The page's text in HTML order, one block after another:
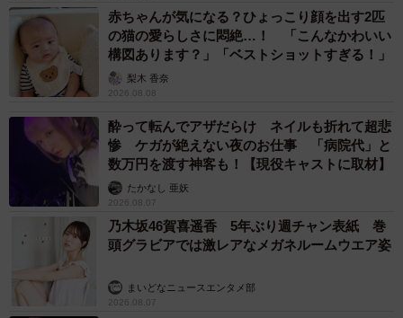
赤ちゃんが気になる？ひょっこり顔を出す2匹
の猫の愛らしさに悶絶…！ 「こんなかわいい
構図あります？」「ベストショットすぎる！」
梨木 香奈
2026.08.08
酔って転んでアザだらけ ネイルも折れて超悲
惨 ケガが絶えない夜のお仕事 「病院代」と
数万円を渡す神客も！【現役キャストに取材】
たかなし 亜妖
2026.08.07
乃木坂46賀喜遥香 5年ぶり週チャン表紙 巻
頭グラビアでは激レアなメガネルームウエア姿
まいどなニュースエンタメ部
2026.08.07